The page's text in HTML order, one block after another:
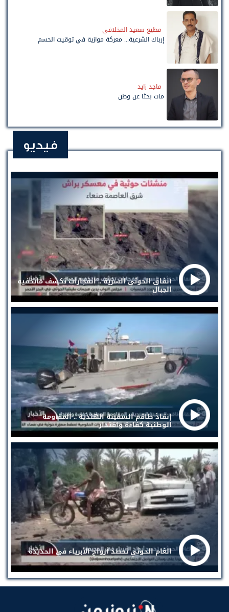
مطيع سعيد المخلافي
إرباك الشرعية... معركة موازية في توقيت الحسم
ماجد زايد
مات بحثًا عن وطن
فيديو
أنفاق الحوثي السرية .. انفجارات تكشف ماتخفيه
الجبال
إنقاذ طاقم السفينة الهندية .. المقاومة
الوطنية كفاءة واقتدار
الغام الحوثي تحصد أرواح الأبرياء في الحديدة